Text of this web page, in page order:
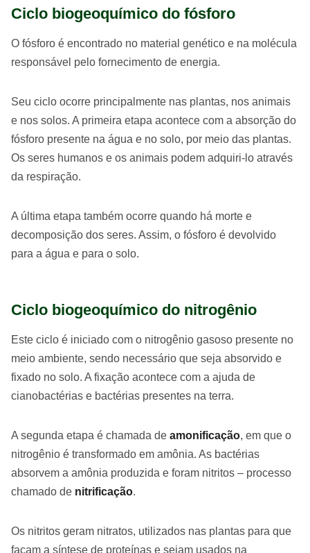
Ciclo biogeoquímico do fósforo
O fósforo é encontrado no material genético e na molécula
responsável pelo fornecimento de energia.
Seu ciclo ocorre principalmente nas plantas, nos animais
e nos solos. A primeira etapa acontece com a absorção do
fósforo presente na água e no solo, por meio das plantas.
Os seres humanos e os animais podem adquiri-lo através
da respiração.
A última etapa também ocorre quando há morte e
decomposição dos seres. Assim, o fósforo é devolvido
para a água e para o solo.
Ciclo biogeoquímico do nitrogênio
Este ciclo é iniciado com o nitrogênio gasoso presente no
meio ambiente, sendo necessário que seja absorvido e
fixado no solo. A fixação acontece com a ajuda de
cianobactérias e bactérias presentes na terra.
A segunda etapa é chamada de amonificação, em que o
nitrogênio é transformado em amônia. As bactérias
absorvem a amônia produzida e foram nitritos – processo
chamado de nitrificação.
Os nitritos geram nitratos, utilizados nas plantas para que
façam a síntese de proteínas e sejam usados na